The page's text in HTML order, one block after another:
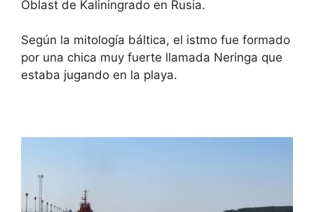
Oblast de Kaliningrado en Rusia.
Según la mitología báltica, el istmo fue formado
por una chica muy fuerte llamada Neringa que
estaba jugando en la playa.